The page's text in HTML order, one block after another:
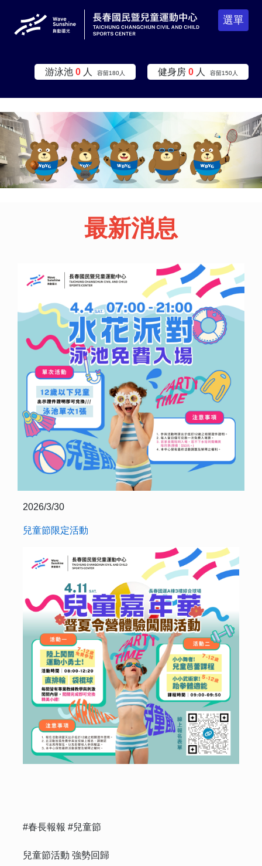
選單
健身房 0 人 容留150人
游泳池 0 人 容留180人
最新消息
2026/3/30
兒童節限定活動
#春長報報 #兒童節
兒童節活動 強勢回歸